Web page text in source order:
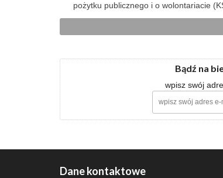
pożytku publicznego i o wolontariacie
Bądź na
wpisz swój
Dane kontaktowe